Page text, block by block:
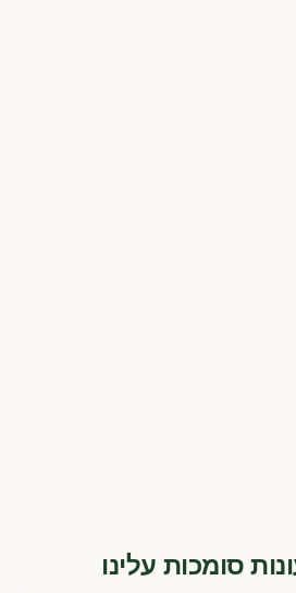
סומכות עלינו